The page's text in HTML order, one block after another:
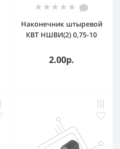
Наконечник штыревой
КВТ НШВИ(2) 0,75-10
2.00р.